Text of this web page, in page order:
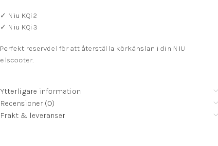
✓ Niu KQi2
✓ Niu KQi3
Perfekt reservdel för att återställa körkänslan i din NIU
elscooter.
Ytterligare information
Recensioner (0)
Frakt & leveranser